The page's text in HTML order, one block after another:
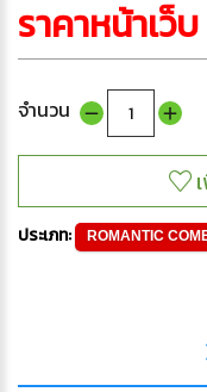
ราคาหน้าเว็
จำนวน
ประเภท: ROMANTIC